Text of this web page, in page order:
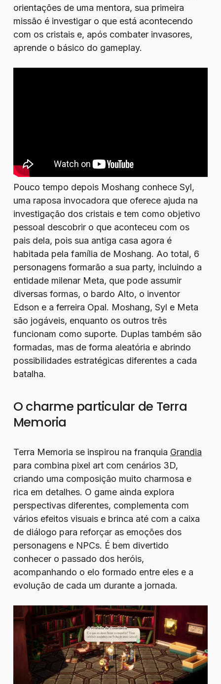
orientações de uma mentora, sua primeira
missão é investigar o que está acontecendo
com os cristais e, após combater invasores,
aprende o básico do gameplay.
Pouco tempo depois Moshang conhece Syl,
uma raposa invocadora que oferece ajuda na
investigação dos cristais e tem como objetivo
pessoal descobrir o que aconteceu com os
pais dela, pois sua antiga casa agora é
habitada pela família de Moshang. Ao total, 6
personagens formarão a sua party, incluindo a
entidade milenar Meta, que pode assumir
diversas formas, o bardo Alto, o inventor
Edson e a ferreira Opal. Moshang, Syl e Meta
são jogáveis, enquanto os outros três
funcionam como suporte. Duplas também são
formadas, mas de forma aleatória e abrindo
possibilidades estratégicas diferentes a cada
batalha.
O charme particular de Terra
Memoria
Terra Memoria se inspirou na franquia Grandia
para combina pixel art com cenários 3D,
criando uma composição muito charmosa e
rica em detalhes. O game ainda explora
perspectivas diferentes, complementa com
vários efeitos visuais e brinca até com a caixa
de diálogo para reforçar as emoções dos
personagens e NPCs. É bem divertido
conhecer o passado dos heróis,
acompanhando o elo formado entre eles e a
evolução de cada um durante a jornada.